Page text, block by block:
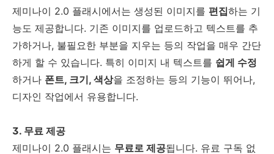
제미나이 2.0 플래시에서는 생성된 이미지를 편집하는 기
능도 제공합니다. 기존 이미지를 업로드하고 텍스트를 추
가하거나, 불필요한 부분을 지우는 등의 작업을 매우 간단
하게 할 수 있습니다. 특히 이미지 내 텍스트를 쉽게 수정
하거나 폰트, 크기, 색상을 조정하는 등의 기능이 뛰어나,
디자인 작업에서 유용합니다.
3. 무료 제공
제미나이 2.0 플래시는 무료로 제공됩니다. 유료 구독 없